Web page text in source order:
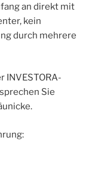
an direkt mit
kein
durch mehrere
INVESTORA-
Sie